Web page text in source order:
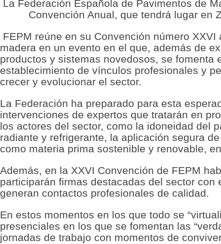
La Federación Española de Pavimentos de
Convención Anual, que tendrá lugar en
FEPM reúne en su Convención número
madera en un evento en el que, además de
productos y sistemas novedosos, se fomenta
establecimiento de vínculos profesionales y
crecer y evolucionar el sector.
La Federación ha preparado para esta
intervenciones de expertos que tratarán en
los actores del sector, como la idoneidad del
radiante y refrigerante, la aplicación segura
como materia prima sostenible y renovable,
Además, en la XXVI Convención de FEPM
participarán firmas destacadas del sector
generan contactos profesionales de calidad.
En estos momentos en los que todo se
presenciales en los que se fomentan las
jornadas de trabajo con momentos de